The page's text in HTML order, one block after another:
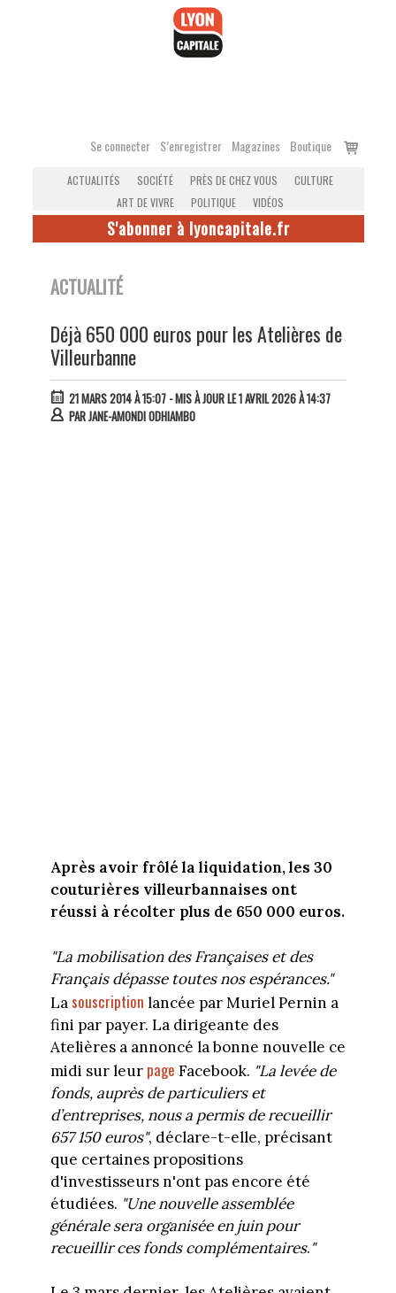
Se connecter S’enregistrer Magazines Boutique
Voir
ACTUALITÉS SOCIÉTÉ PRÈS DE CHEZ VOUS
CULTURE
ART DE VIVRE
POLITIQUE VIDÉOS
S'abonner à lyoncapitale.fr
ACTUALITÉ
Déjà 650 000 euros pour les Atelières de
Villeurbanne
21 MARS 2014 À 15:07- MIS À JOUR LE 1 AVRIL 2026 À 14:37
PARJANE-AMONDI ODHIAMBO
Après avoir frôlé la liquidation, les 30
couturières villeurbannaises ont
réussi à récolter plus de 650 000 euros.
"La mobilisation des Françaises et des
Français dépasse toutes nos espérances."
Lasouscription lancée par Muriel Pernin a
fini par payer. La dirigeante des
Atelières a annoncé la bonne nouvelle ce
midi sur leur page Facebook. "La levée de
fonds, auprès de particuliers et
d’entreprises, nous a permis de recueillir
657 150 euros", déclare-t-elle, précisant
que certaines propositions
d'investisseurs n'ont pas encore été
étudiées. "Une nouvelle assemblée
générale sera organisée en juin pour
recueillir ces fonds complémentaires."